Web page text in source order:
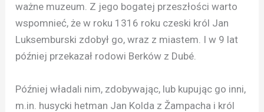
ważne muzeum. Z jego bogatej przeszłości warto
wspomnieć, że w roku 1316 roku czeski król Jan
Luksemburski zdobył go, wraz z miastem. I w 9 lat
później przekazał rodowi Berków z Dubé.
Później władali nim, zdobywając, lub kupując go inni,
m.in. husycki hetman Jan Kolda z Žampacha i król